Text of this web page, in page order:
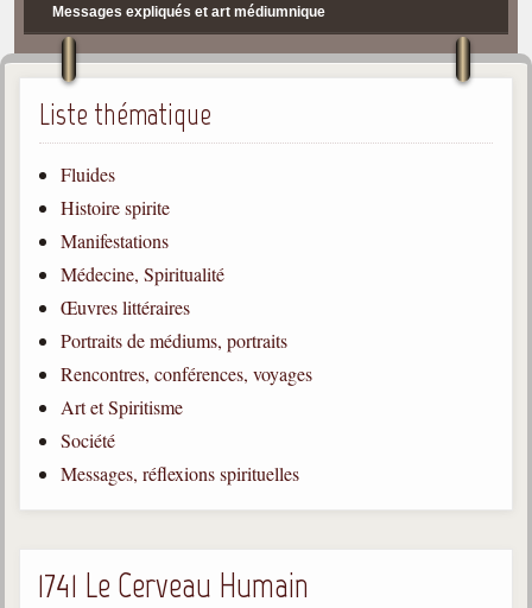
Messages expliqués et art médiumnique
Contact / Accès
Plan d'accès
La doctrine Spirite
Les bases du spiritisme
Philosophie
La doctrine d'Allan Kardec
But des manifestations spirites
Esprits
Les hommes
Les fondateurs
Liste thématique
Fluides
Histoire spirite
Manifestations
Médecine, Spiritualité
Œuvres littéraires
Portraits de médiums, portraits
Rencontres, conférences, voyages
Art et Spiritisme
Société
Messages, réflexions spirituelles
1741 Le Cerveau Humain